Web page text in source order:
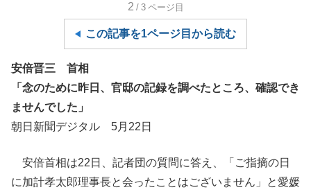
2 /3 ページ目
この記事を1ページ目から読む
安倍晋三 首相
「念のために昨日、官邸の記録を調べたところ、確認でき
ませんでした」
朝日新聞デジタル 5月22日
安倍首相は22日、記者団の質問に答え、「ご指摘の日
に加計孝太郎理事長と会ったことはございません」と愛媛